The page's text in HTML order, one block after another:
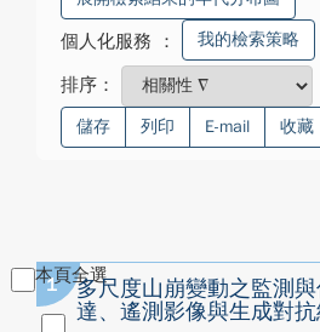
個人化服務 ： 我的檢索策略
排序：
儲存 列印 E-mail 收藏
本頁全選
1
多尺度山崩變動之監測
達、遙測影像與生成對